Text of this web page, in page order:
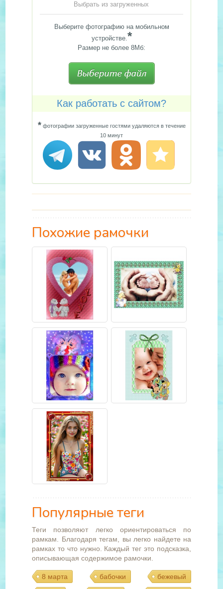
Выбрать из загруженных
Выберите фотографию на мобильном
устройстве.*
Размер не более 8Мб:
Как работать с сайтом?
*фотографии загруженные гостями удаляются в течение
10 минут
Похожие рамочки
Популярные теги
Теги позволяют легко ориентироваться по
рамкам. Благодаря тегам, вы легко найдете на
рамках то что нужно. Каждый тег это подсказка,
описывающая содержимое рамочки.
8 марта бабочки бежевый